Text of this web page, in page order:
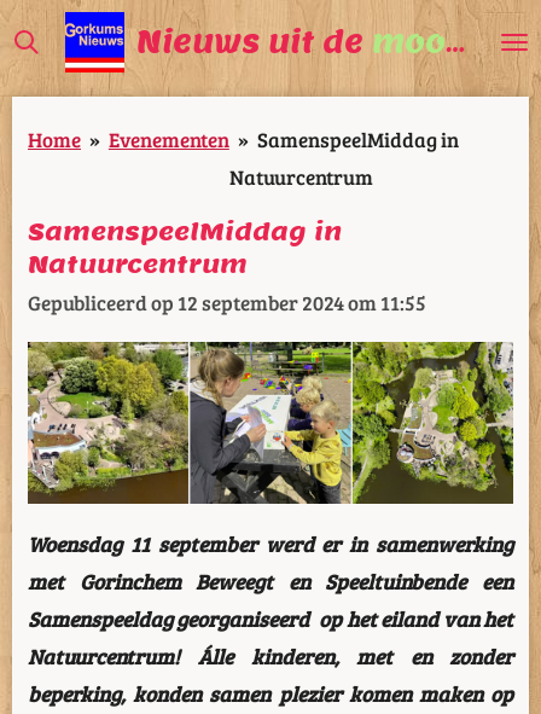
Ga
direct
naar
de
Nieuws uit de mooiste
Home » Evenementen » SamenspeelMiddag in
Natuurcentrum
SamenspeelMiddag in
Natuurcentrum
Gepubliceerd op 12 september 2024 om 11:55
Woensdag 11 september werd er in samenwerking
met Gorinchem Beweegt en Speeltuinbende een
Samenspeeldag georganiseerd op het eiland van het
Natuurcentrum! Álle kinderen, met en zonder
beperking, konden samen plezier komen maken op